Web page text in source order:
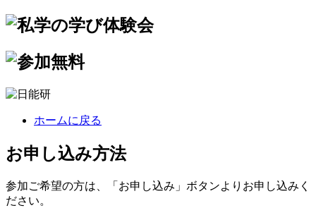
ホームに戻る
お申し込み方法
参加ご希望の方は、「お申し込み」ボタンよりお申し込みく
ださい。